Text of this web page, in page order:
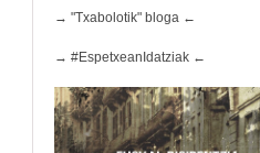
→ "Txabolotik" bloga ←
→ #EspetxeanIdatziak ←